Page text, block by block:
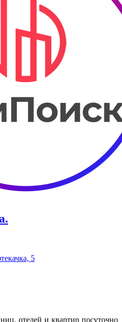
5
отелей и квартир посуточно